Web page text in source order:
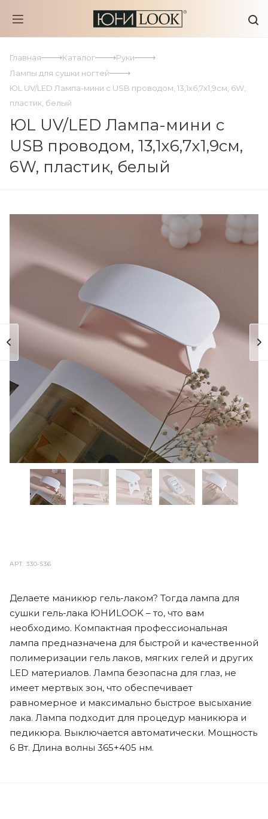
Главная Каталог
Руки
Лампы для сушки ногтей
ЮL UV/LED Лампа-мини с USB проводом, 13,1х6,7х1,9см, 6W,
пластик, белый
ЮL UV/LED Лампа-мини с
USB проводом, 13,1х6,7х1,9см,
6W, пластик, белый
АРТ.330-536
Делаете маникюр гель-лаком? Тогда лампа для
сушки гель-лака ЮНИLOOK – то, что вам
необходимо. Компактная профессиональная
лампа предназначена для быстрой и качественной
полимеризации гель лаков, мягких гелей и других
LED материалов. Лампа безопасна для глаз, не
имеет мертвых зон, что обеспечивает
равномерное и максимально быстрое высыхание
лака. Лампа подходит для процедур маникюра и
педикюра. Выключается автоматически. Мощность
6 Вт. Длина волны 365+405 нм.